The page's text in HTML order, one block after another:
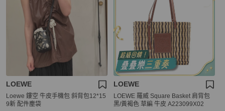
LOEWE
Loewe 鏤空 牛皮手機包 斜背包12*15
9新 配件塵袋
LOEWE
LOEWE 羅威 Square Basket 肩背包
黑/黃褐色 草編 牛皮 A223099X02